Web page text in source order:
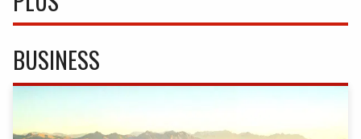
BUSINESS